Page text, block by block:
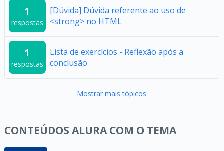
1
respostas
[Dúvida] Dúvida referente ao uso de
<strong> no HTML
1
respostas
Lista de exercícios - Reflexão após a
conclusão
Mostrar mais tópicos
CONTEÚDOS ALURA COM O TEMA